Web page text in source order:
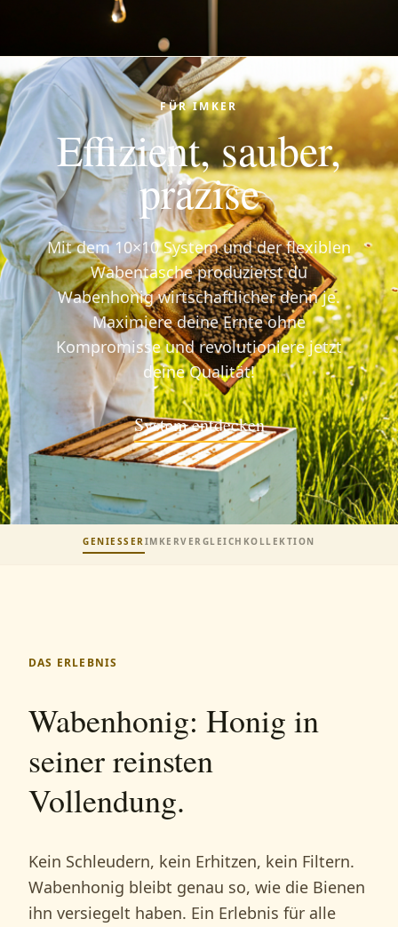
FÜR IMKER
Effizient, sauber,
präzise
Mit dem 10×10 System und der flexiblen
Wabentasche produzierst du
Wabenhonig wirtschaftlicher denn je.
Maximiere deine Ernte ohne
Kompromisse und revolutioniere jetzt
deine Qualität!
System entdecken
GENIESSER IMKERVERGLEICH KOLLEKTION
DAS ERLEBNIS
Wabenhonig: Honig in
seiner reinsten
Vollendung.
Kein Schleudern, kein Erhitzen, kein Filtern.
Wabenhonig bleibt genau so, wie die Bienen
ihn versiegelt haben. Ein Erlebnis für alle